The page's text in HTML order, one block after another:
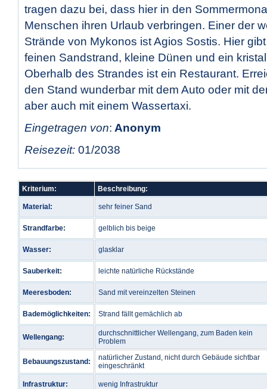
tragen dazu bei, dass hier in den
Menschen ihren Urlaub verbringen. Einer der
Strände von Mykonos ist Agios Sostis. Hier
feinen Sandstrand, kleine Dünen und ein
Oberhalb des Strandes ist ein Restaurant.
den Stand wunderbar mit dem Auto oder mit
aber auch mit einem Wassertaxi.
Eingetragen von: Anonym
Reisezeit: 01/2038
Kriterium: Beschreibung:
Material: sehr feiner Sand
Strandfarbe: gelblich bis beige
Wasser: glasklar
Sauberkeit: leichte natürliche Rückstände
Meeresboden: Sand mit vereinzelten Steinen
Bademöglichkeiten: Strand fällt gemächlich ab
Wellengang:
durchschnittlicher Wellengang, zum Baden kein
Problem
Bebauungszustand:
natürlicher Zustand, nicht durch Gebäude sichtbar
eingeschränkt
Infrastruktur: wenig Infrastruktur